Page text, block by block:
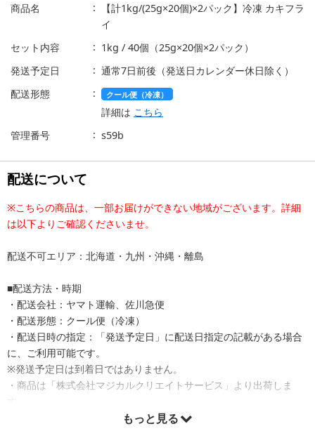
商品名
【計1kg/(25g×20個)×2パック】冷凍 カキフラ
イ
セット内容
1kg / 40個（25g×20個×2パック）
発送予定日
通常7日前後（発送日カレンダー休日除く）
配送形態
クール便（冷凍）
詳細は こちら
管理番号
s59b
配送について
※こちらの商品は、一部お届けができない地域がございます。詳細
は以下よりご確認くださいませ。
配送不可エリア：北海道・九州・沖縄・離島
■配送方法・時期
・配送会社：ヤマト運輸、佐川急便
・配送形態：クール便（冷凍）
・配送日時の指定：「発送予定日」に配送日指定の記載がある場合
に、ご利用可能です。
※発送予定日は到着日ではありません。
・商品は「株式会社マジカルクリエイトサービス」より出荷しま
す。
もっと見る